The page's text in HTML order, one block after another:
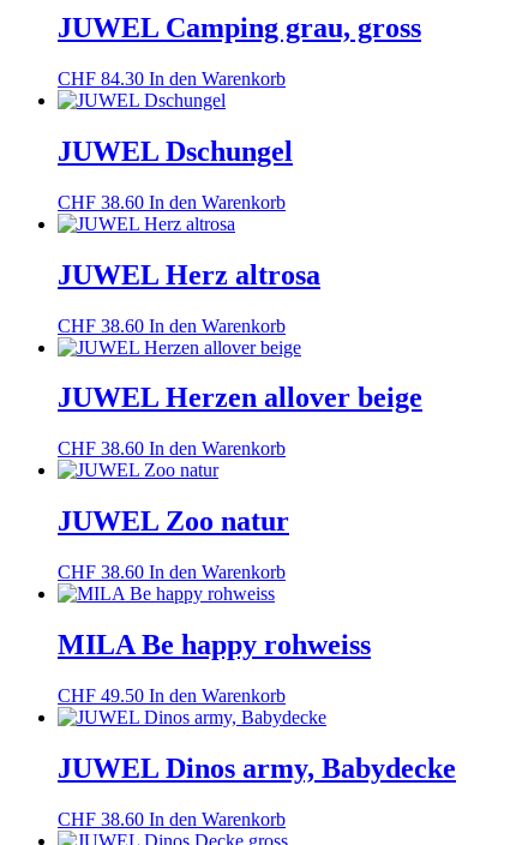
JUWEL Camping grau, gross
CHF 84.30 In den Warenkorb
JUWEL Dschungel
CHF 38.60 In den Warenkorb
JUWEL Herz altrosa
CHF 38.60 In den Warenkorb
JUWEL Herzen allover beige
CHF 38.60 In den Warenkorb
JUWEL Zoo natur
CHF 38.60 In den Warenkorb
MILA Be happy rohweiss
CHF 49.50 In den Warenkorb
JUWEL Dinos army, Babydecke
CHF 38.60 In den Warenkorb